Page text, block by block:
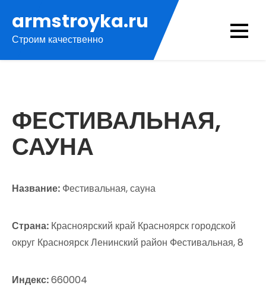
содержимому
armstroyka.ru
Строим качественно
ФЕСТИВАЛЬНАЯ,
САУНА
Название: Фестивальная, сауна
Страна: Красноярский край Красноярск городской
округ Красноярск Ленинский район Фестивальная, 8
Индекс:660004